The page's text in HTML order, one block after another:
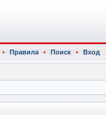
• Правила • Поиск • Вход